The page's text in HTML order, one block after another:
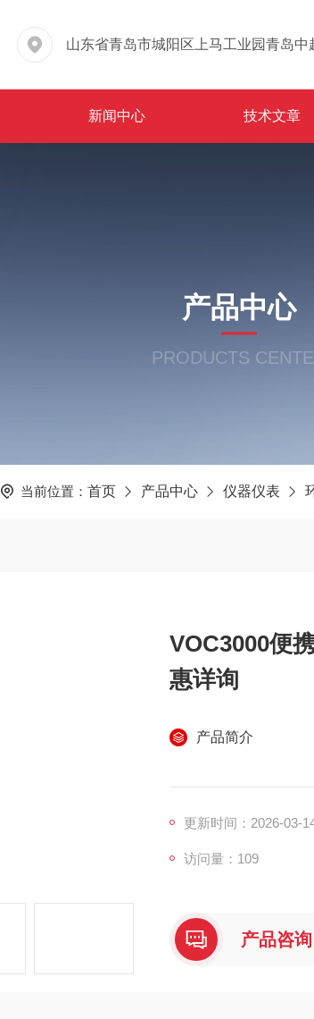
新闻中心 技术文章
产品中心
PRODUCTS
当前位置： 首页 产品中心 仪器仪表
VOC3000便
惠详询
产品简介
更新时间：2026-03-
访问量：109
产品咨询